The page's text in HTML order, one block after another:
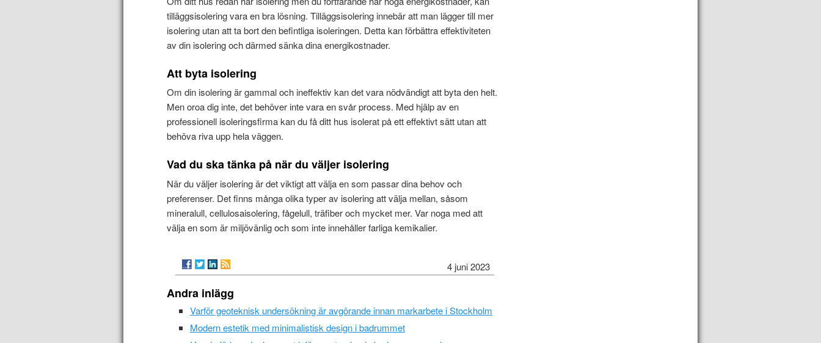
tilläggsisolering vara en bra lösning. Tilläggsisolering innebär att man lägger till mer
isolering utan att ta bort den befintliga isoleringen. Detta kan förbättra effektiviteten
av din isolering och därmed sänka dina energikostnader.
Att byta isolering
Om din isolering är gammal och ineffektiv kan det vara nödvändigt att byta den helt.
Men oroa dig inte, det behöver inte vara en svår process. Med hjälp av en
professionell isoleringsfirma kan du få ditt hus isolerat på ett effektivt sätt utan att
behöva riva upp hela väggen.
Vad du ska tänka på när du väljer isolering
När du väljer isolering är det viktigt att välja en som passar dina behov och
preferenser. Det finns många olika typer av isolering att välja mellan, såsom
mineralull, cellulosaisolering, fågelull, träfiber och mycket mer. Var noga med att
välja en som är miljövänlig och som inte innehåller farliga kemikalier.
4 juni 2023
Andra inlägg
Varför geoteknisk undersökning är avgörande innan markarbete i Stockholm
Modern estetik med minimalistisk design i badrummet